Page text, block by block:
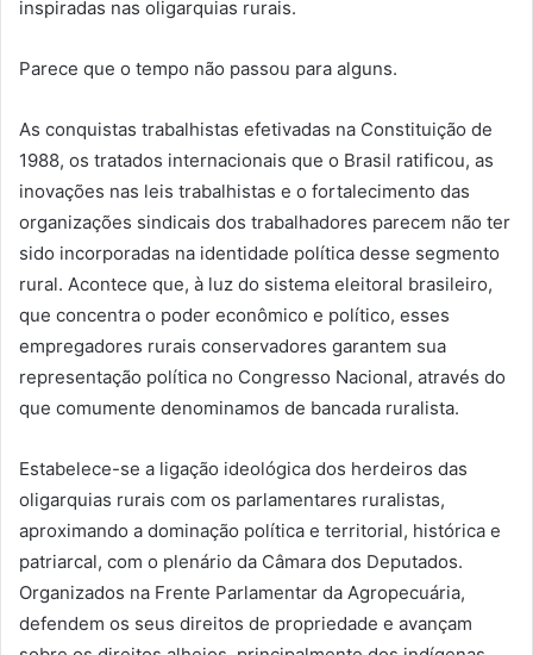
inspiradas nas oligarquias rurais.
Parece que o tempo não passou para alguns.
As conquistas trabalhistas efetivadas na Constituição de
1988, os tratados internacionais que o Brasil ratificou, as
inovações nas leis trabalhistas e o fortalecimento das
organizações sindicais dos trabalhadores parecem não ter
sido incorporadas na identidade política desse segmento
rural. Acontece que, à luz do sistema eleitoral brasileiro,
que concentra o poder econômico e político, esses
empregadores rurais conservadores garantem sua
representação política no Congresso Nacional, através do
que comumente denominamos de bancada ruralista.
Estabelece-se a ligação ideológica dos herdeiros das
oligarquias rurais com os parlamentares ruralistas,
aproximando a dominação política e territorial, histórica e
patriarcal, com o plenário da Câmara dos Deputados.
Organizados na Frente Parlamentar da Agropecuária,
defendem os seus direitos de propriedade e avançam